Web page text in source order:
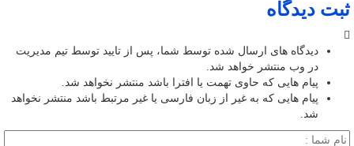
ثبت دیدگاه
دیدگاه های ارسال شده توسط شما، پس از تایید توسط تیم مدیریت
در وب منتشر خواهد شد.
پیام هایی که حاوی تهمت یا افترا باشد منتشر نخواهد شد.
پیام هایی که به غیر از زبان فارسی یا غیر مرتبط باشد منتشر نخواهد
شد.